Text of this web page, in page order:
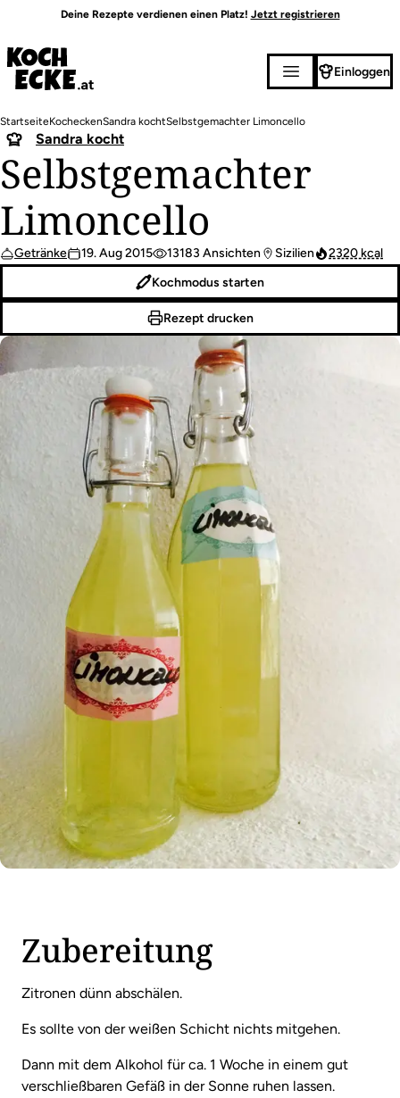
Inhalt
Deine Rezepte verdienen einen Platz! Jetzt registrieren
Einloggen
Pfadnavigation
StartseiteKocheckenSandra kochtSelbstgemachter Limoncello
Selbstgemachter
Limoncello
Getränke 19. Aug 2015 13183 Ansichten Sizilien 2320 kcal
Sandra kocht
Kochmodus starten
Rezept drucken
Zubereitung
Zitronen dünn abschälen.
Es sollte von der weißen Schicht nichts mitgehen.
Dann mit dem Alkohol für ca. 1 Woche in einem gut
verschließbaren Gefäß in der Sonne ruhen lassen.